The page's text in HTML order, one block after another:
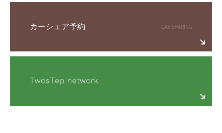
カーシェア予約